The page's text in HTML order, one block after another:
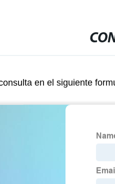
en el siguiente